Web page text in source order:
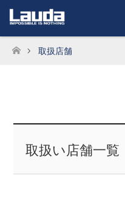
ホーム
取扱店舗
取扱い店舗一覧